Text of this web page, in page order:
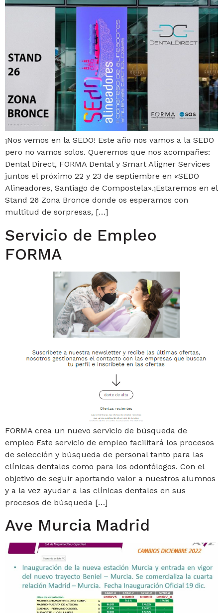
¡Nos vemos en la SEDO! Este año nos vamos a la SEDO
pero no vamos solos. Queremos que nos acompañes:
Dental Direct, FORMA Dental y Smart Aligner Services
juntos el próximo 22 y 23 de septiembre en «SEDO
Alineadores, Santiago de Compostela».¡Estaremos en el
Stand 26 Zona Bronce donde os esperamos con
multitud de sorpresas, […]
Servicio de Empleo
FORMA
FORMA crea un nuevo servicio de búsqueda de
empleo Este servicio de empleo facilitará los procesos
de selección y búsqueda de personal tanto para las
clínicas dentales como para los odontólogos. Con el
objetivo de seguir aportando valor a nuestros alumnos
y a la vez ayudar a las clínicas dentales en sus
procesos de búsqueda […]
Ave Murcia Madrid